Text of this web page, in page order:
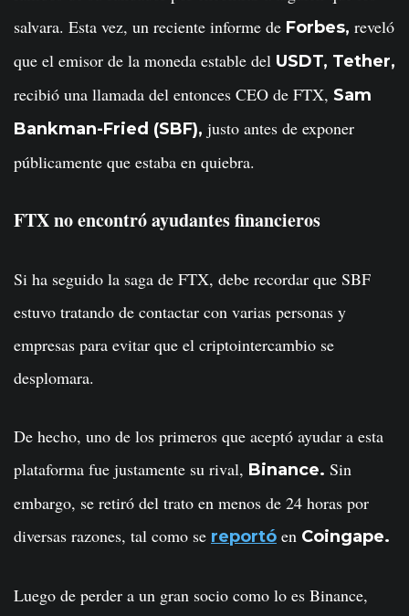
salvara. Esta vez, un reciente informe de Forbes, reveló
que el emisor de la moneda estable del USDT, Tether,
recibió una llamada del entonces CEO de FTX, Sam
Bankman-Fried (SBF), justo antes de exponer
públicamente que estaba en quiebra.
FTX no encontró ayudantes financieros
Si ha seguido la saga de FTX, debe recordar que SBF
estuvo tratando de contactar con varias personas y
empresas para evitar que el criptointercambio se
desplomara.
De hecho, uno de los primeros que aceptó ayudar a esta
plataforma fue justamente su rival, Binance. Sin
embargo, se retiró del trato en menos de 24 horas por
diversas razones, tal como se reportó en Coingape.
Luego de perder a un gran socio como lo es Binance,